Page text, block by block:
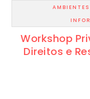
Workshop
Direitos e